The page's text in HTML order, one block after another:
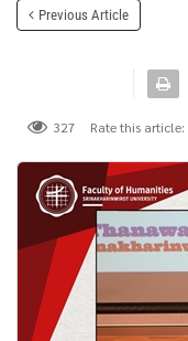
Previous Article
327 Rate this article: